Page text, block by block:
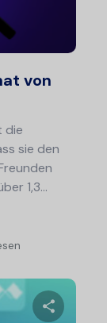
von
die
sie den
1,3...